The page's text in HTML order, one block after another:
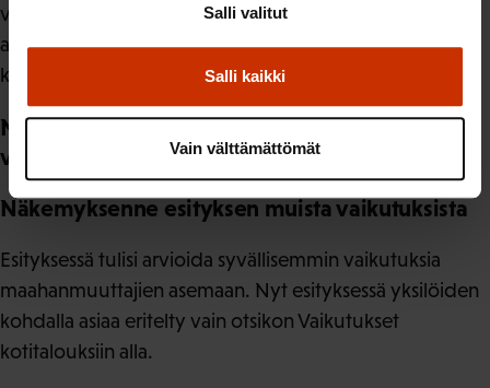
Salli kaikki
Salli valitut
Vain välttämättömät
vaillinaisiin tietoihin suomalaisesta yhteiskunnasta
altistavat myös työperäiselle hyväksikäytölle, jonka
kitkemiseksi ei ole tehty tarvittavia toimenpiteitä.
Näkemyksenne esityksen taloudellisista
vaikutuksista
Näkemyksenne esityksen muista vaikutuksista
Esityksessä tulisi arvioida syvällisemmin vaikutuksia
maahanmuuttajien asemaan. Nyt esityksessä yksilöiden
kohdalla asiaa eritelty vain otsikon Vaikutukset
kotitalouksiin alla.